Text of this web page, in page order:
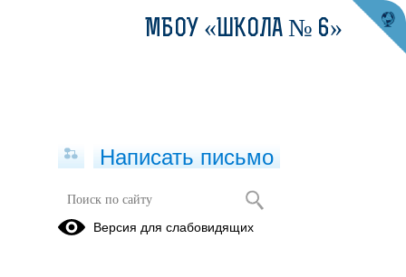
Менингит: что нужно знать
МБОУ «ШКОЛА № 6»
Написать письмо
Версия для слабовидящих